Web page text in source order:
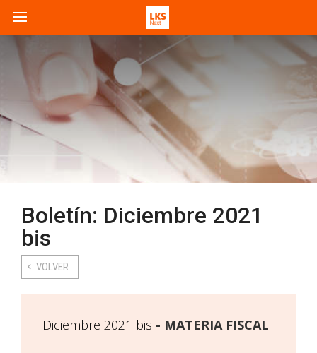
Boletín: Diciembre 2021
bis
VOLVER
Diciembre 2021 bis MATERIA FISCAL